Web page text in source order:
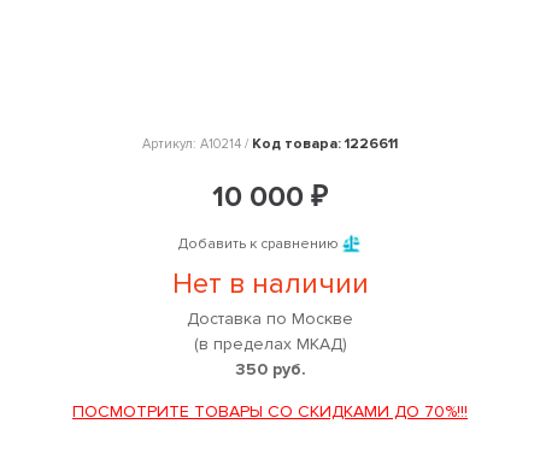
Артикул: A10214 / Код товара: 1226611
10 000 ₽
Добавить к сравнению
Нет в наличии
Доставка по Москве
(в пределах МКАД)
350 руб.
ПОСМОТРИТЕ ТОВАРЫ СО СКИДКАМИ ДО 70%!!!